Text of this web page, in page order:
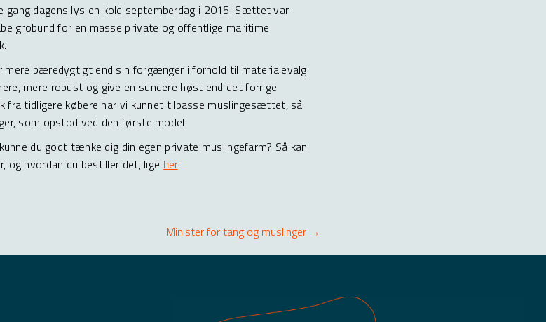
dagens lys en kold septemberdag i 2015. Sættet var
grobund for en masse private og offentlige maritime
bæredygtigt end sin forgænger i forhold til materialevalg
mere robust og give en sundere høst end det forrige
tidligere købere har vi kunnet tilpasse muslingesættet, så
som opstod ved den første model.
du godt tænke dig din egen private muslingefarm? Så kan
hvordan du bestiller det, lige her.
Minister for tang og muslinger →